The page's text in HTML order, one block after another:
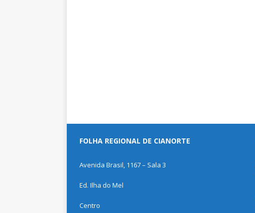
FOLHA REGIONAL DE CIANORTE
Avenida Brasil, 1167 – Sala 3
Ed. Ilha do Mel
Centro